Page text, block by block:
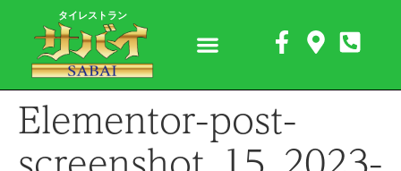
タイレストラン
Elementor-post-